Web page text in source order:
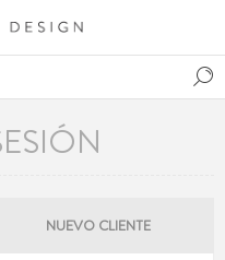
NUEVO CLIENTE